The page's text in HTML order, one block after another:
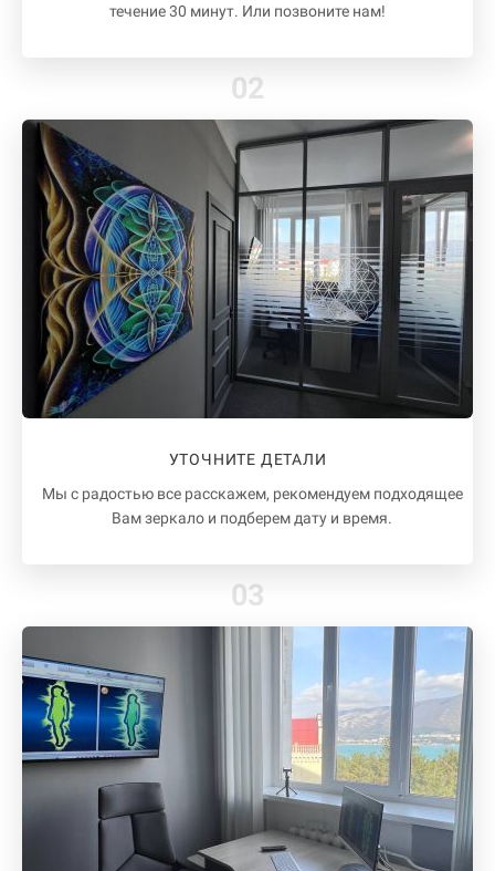
течение 30 минут. Или позвоните нам!
02
УТОЧНИТЕ ДЕТАЛИ
Мы с радостью все расскажем, рекомендуем подходящее
Вам зеркало и подберем дату и время.
03